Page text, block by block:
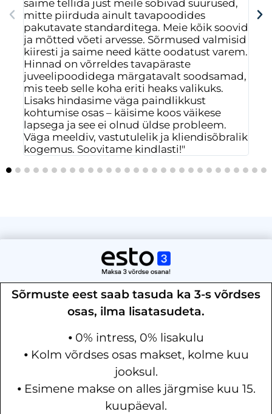
saime tellida just meile sobivad suurused,
mitte piirduda ainult tavapoodides
pakutavate standarditega. Meie kõik soovid
ja mõtted võeti arvesse. Sõrmused valmisid
kiiresti ja saime need kätte oodatust varem.
Hinnad on võrreldes tavapäraste
juveelipoodidega märgatavalt soodsamad,
mis teeb selle koha eriti heaks valikuks.
Lisaks hindasime väga paindlikkust
kohtumise osas – käisime koos väikese
lapsega ja see ei olnud üldse probleem.
Väga meeldiv, vastutulelik ja kliendisõbralik
kogemus. Soovitame kindlasti!"
Sõrmuste eest saab tasuda ka 3-s võrdses
osas, ilma lisatasudeta.
⦁ 0% intress, 0% lisakulu
⦁ Kolm võrdses osas makset, kolme kuu
jooksul.
⦁ Esimene makse on alles järgmise kuu 15.
kuupäeval.